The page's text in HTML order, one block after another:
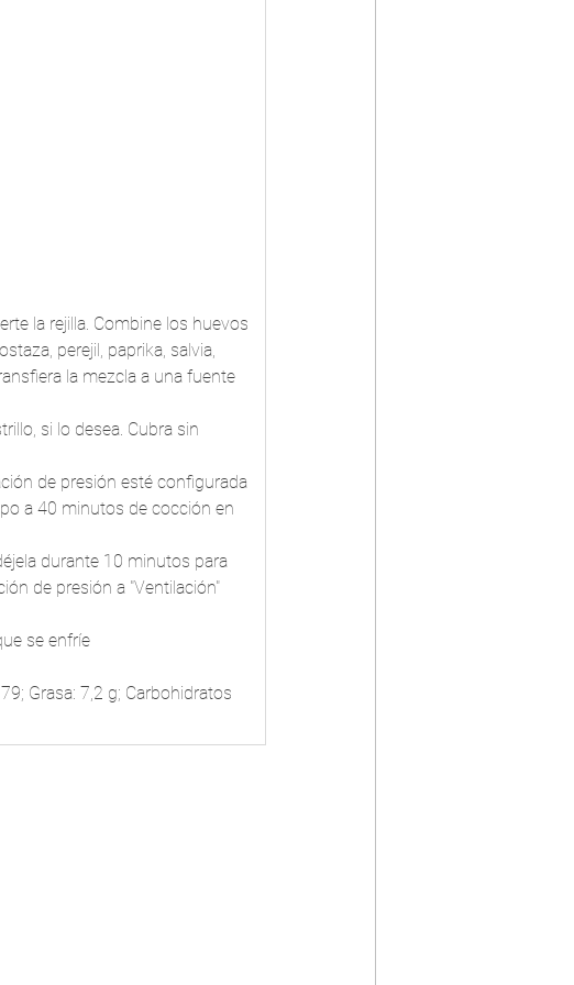
la rejilla. Combine los huevos
perejil, paprika, salvia,
la mezcla a una fuente
si lo desea. Cubra sin
de presión esté configurada
a 40 minutos de cocción en
durante 10 minutos para
de presión a "Ventilación"
se enfríe
Grasa: 7,2 g; Carbohidratos